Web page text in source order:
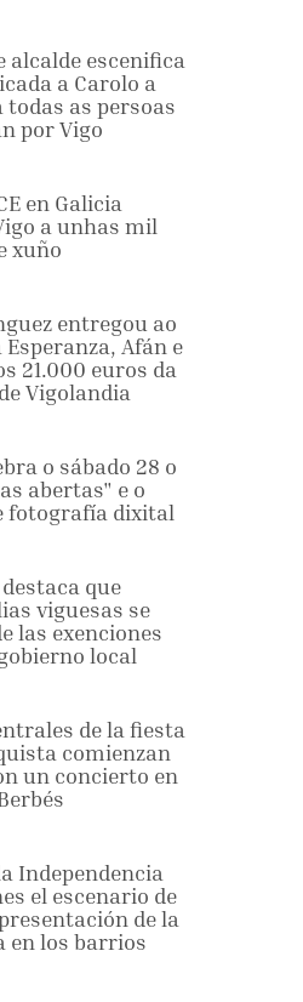
alcalde escenifica
a Carolo a
todas as persoas
por Vigo
en Galicia
a unhas mil
xuño
entregou ao
Esperanza, Afán e
21.000 euros da
Vigolandia
o sábado 28 o
abertas" e o
fotografía dixital
que
viguesas se
las exenciones
local
de la fiesta
comienzan
un concierto en
Independencia
el escenario de
de la
en los barrios